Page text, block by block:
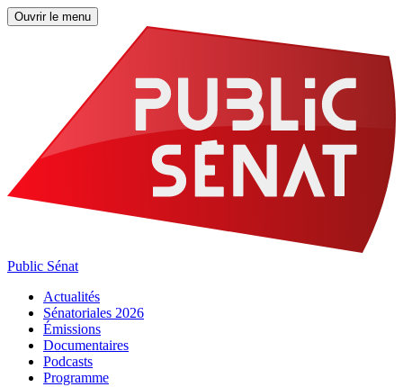
Ouvrir le menu
Public Sénat
Actualités
Sénatoriales 2026
Émissions
Documentaires
Podcasts
Programme